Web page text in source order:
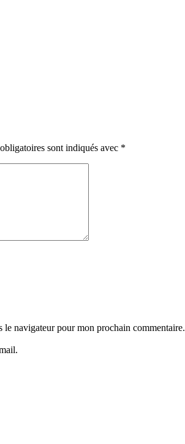
sont indiqués avec *
navigateur pour mon prochain commentaire.